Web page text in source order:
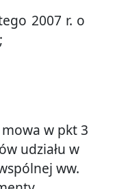
2007 r. o
w pkt 3
udziału w
ww.